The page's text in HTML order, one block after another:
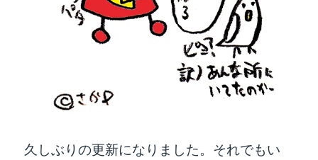
久しぶりの更新になりました。それでもい